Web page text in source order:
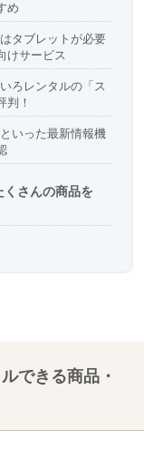
め
タブレットが必要
けサービス
ろレンタルの「ス
判！
いった最新情報機
くさんの商品を
できる商品・